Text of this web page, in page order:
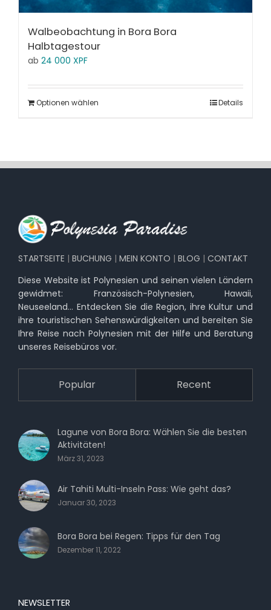
Walbeobachtung in Bora Bora
Halbtagestour
ab 24 000 XPF
Optionen wählen Details
STARTSEITE | BUCHUNG | MEIN KONTO | BLOG | CONTAKT
Diese Website ist Polynesien und seinen vielen Ländern
gewidmet: Französisch-Polynesien, Hawaii,
Neuseeland… Entdecken Sie die Region, ihre Kultur und
ihre touristischen Sehenswürdigkeiten und bereiten Sie
Ihre Reise nach Polynesien mit der Hilfe und Beratung
unseres Reisebüros vor.
Popular Recent
Lagune von Bora Bora: Wählen Sie die besten
Aktivitäten!
März 31, 2023
Air Tahiti Multi-Inseln Pass: Wie geht das?
Januar 30, 2023
Bora Bora bei Regen: Tipps für den Tag
Dezember 11, 2022
NEWSLETTER